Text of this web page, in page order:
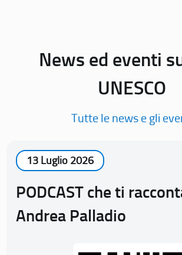
News ed eventi
UNESCO
Tutte le news e gli
13 Luglio 2026
PODCAST che ti
Andrea Palladio